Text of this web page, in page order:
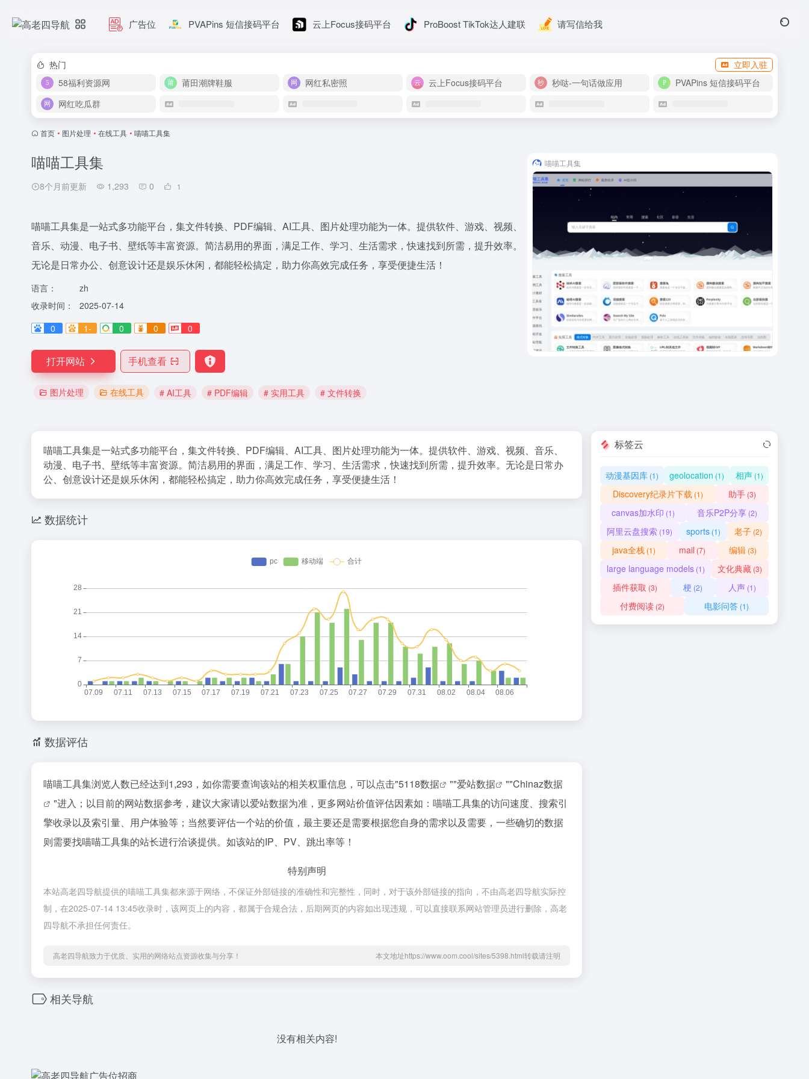
广告位 PVAPins 短信接码平台 云上Focus接码平台 ProBoost TikTok达人建联 请写信给我
热门
立即入驻
58福利资源网
莆田潮牌鞋服 网红私密照 云上Focus接码平台 秒哒-一句话做应用
PVAPins 短信接码平台
网红吃瓜群
首页 • 图片处理 • 在线工具 • 喵喵工具集
喵喵工具集
8个月前更新 1,293 0 1
喵喵工具集是一站式多功能平台，集文件转换、PDF编辑、AI工具、图片处理功能为一体。提供软件、游戏、视频、
音乐、动漫、电子书、壁纸等丰富资源。简洁易用的界面，满足工作、学习、生活需求，快速找到所需，提升效率。
无论是日常办公、创意设计还是娱乐休闲，都能轻松搞定，助力你高效完成任务，享受便捷生活！
语言：
zh
收录时间：
2025-07-14
0
1- 0 0 0
打开网站 手机查看
图片处理 在线工具 # AI工具 # PDF编辑 # 实用工具 # 文件转换
喵喵工具集
喵喵工具集是一站式多功能平台，集文件转换、PDF编辑、AI工具、图片处理功能为一体。提供软件、游戏、视频、音乐、
动漫、电子书、壁纸等丰富资源。简洁易用的界面，满足工作、学习、生活需求，快速找到所需，提升效率。无论是日常办
公、创意设计还是娱乐休闲，都能轻松搞定，助力你高效完成任务，享受便捷生活！
数据统计
数据评估
喵喵工具集浏览人数已经达到1,293，如你需要查询该站的相关权重信息，可以点击"5118数据 ""爱站数据 ""Chinaz数据
"进入；以目前的网站数据参考，建议大家请以爱站数据为准，更多网站价值评估因素如：喵喵工具集的访问速度、搜索引
擎收录以及索引量、用户体验等；当然要评估一个站的价值，最主要还是需要根据您自身的需求以及需要，一些确切的数据
则需要找喵喵工具集的站长进行洽谈提供。如该站的IP、PV、跳出率等！
特别声明
本站高老四导航提供的喵喵工具集都来源于网络，不保证外部链接的准确性和完整性，同时，对于该外部链接的指向，不由高老四导航实际控
制，在2025-07-14 13:45收录时，该网页上的内容，都属于合规合法，后期网页的内容如出现违规，可以直接联系网站管理员进行删除，高老
四导航不承担任何责任。
高老四导航致力于优质、实用的网络站点资源收集与分享！ 本文地址https://www.oom.cool/sites/5398.html转载请注明
相关导航
没有相关内容!
标签云
动漫基因库 (1) geolocation (1) 相声(1)
Discovery纪录片下载 (1) 助手 (3)
canvas加水印 (1) 音乐P2P分享 (2)
阿里云盘搜索 (19) sports (1) 老子(2)
java全栈(1) mail (7) 编辑 (3)
large language models(1) 文化典藏 (3)
插件获取 (3) 梗 (2) 人声(1)
付费阅读 (2) 电影问答 (1)